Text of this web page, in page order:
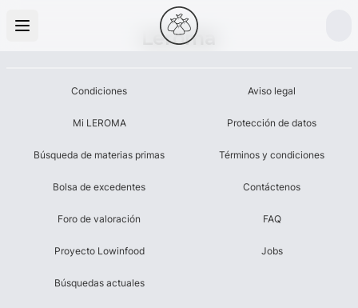
Leroma
Condiciones
Mi LEROMA
Búsqueda de materias primas
Bolsa de excedentes
Foro de valoración
Proyecto Lowinfood
Búsquedas actuales
Aviso legal
Protección de datos
Términos y condiciones
Contáctenos
FAQ
Jobs